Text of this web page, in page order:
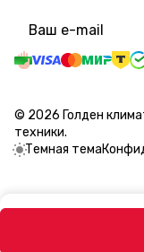
© 2026 Голден
техники.
Темная тема